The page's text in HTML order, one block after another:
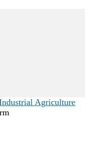
Agriculture